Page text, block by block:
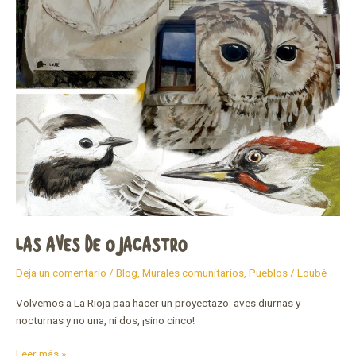
LAS AVES DE OJACASTRO
Deja un comentario / Blog, Murales comunitarios, Pueblos/ Loubé
Volvemos a La Rioja paa hacer un proyectazo: aves diurnas y
nocturnas y no una, ni dos, ¡sino cinco!